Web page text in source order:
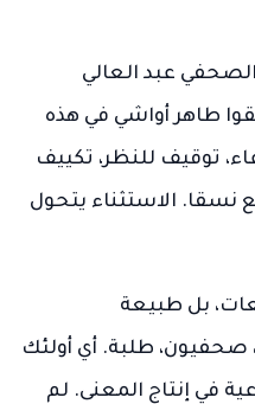
عبد العالي
طاهر أواشي في هذه
توقيف للنظر، تكييف
نسقا. الاستثناء يتحول
بل طبيعة
صحفيون، طلبة. أي أولئك
في إنتاج المعنى. لم